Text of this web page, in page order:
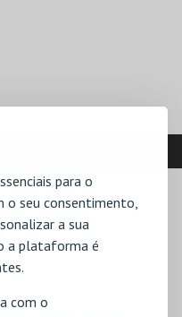
para o
o seu consentimento,
a sua
a plataforma é
com o